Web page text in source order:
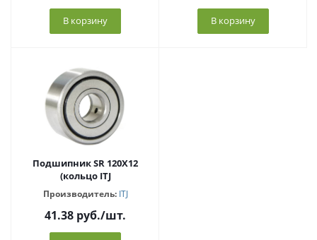
В корзину В корзину
Подшипник SR 120X12
(кольцо ITJ
Производитель: ITJ
41.38 руб./шт.